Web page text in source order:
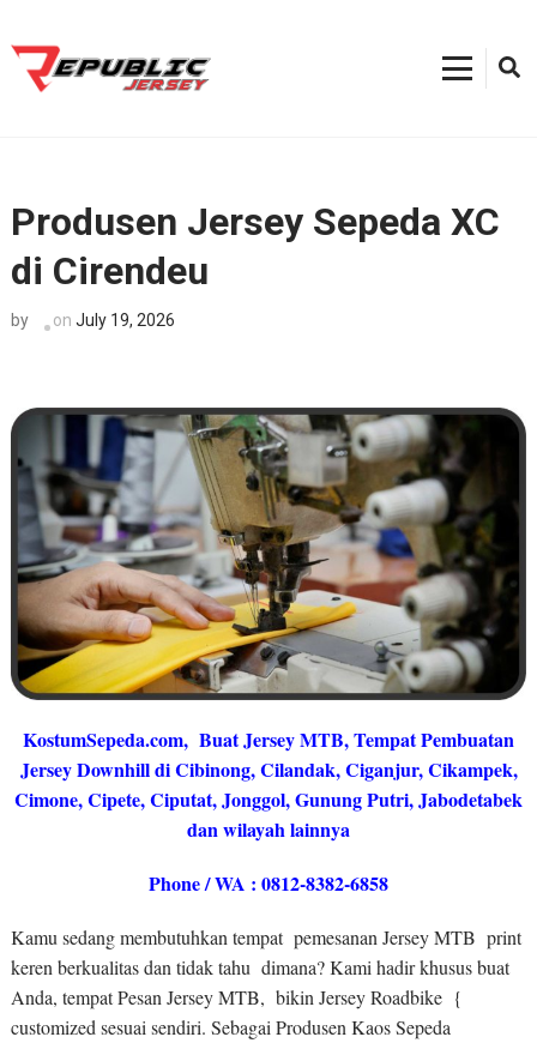
to
content
Kostum Sepeda
0812-8382-6858, Toko Kostum Terdekat, Tempat Buat Jersey Bekasi
Produsen Jersey Sepeda XC
di Cirendeu
by on July 19, 2026
KostumSepeda.com, Buat Jersey MTB, Tempat Pembuatan
Jersey Downhill di Cibinong, Cilandak, Ciganjur, Cikampek,
Cimone, Cipete, Ciputat, Jonggol, Gunung Putri, Jabodetabek
dan wilayah lainnya
Phone / WA : 0812-8382-6858
Kamu sedang membutuhkan tempat pemesanan Jersey MTB print
keren berkualitas dan tidak tahu dimana? Kami hadir khusus buat
Anda, tempat Pesan Jersey MTB, bikin Jersey Roadbike {
customized sesuai sendiri. Sebagai Produsen Kaos Sepeda